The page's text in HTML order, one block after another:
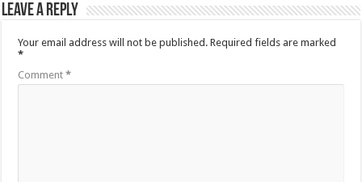
Leave a Reply
Your email address will not be published. Required fields are marked
*
Comment*